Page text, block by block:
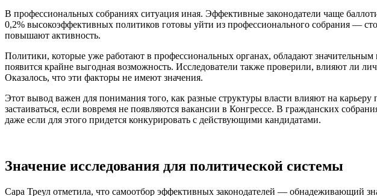
В профессиональных собраниях ситуация иная. Эффективные законодатели чаще
0,2% высокоэффективных политиков готовы уйти из профессионального собрания —
повышают активность.
Политики, которые уже работают в профессиональных органах, обладают
появится крайне выгодная возможность. Исследователи также проверили, влияют ли
Оказалось, что эти факторы не имеют значения.
Этот вывод важен для понимания того, как разные структуры власти влияют на
застаиваться, если вовремя не появляются вакансии в Конгрессе. В гражданских
даже если для этого придется конкурировать с действующими кандидатами.
Значение исследования для политической системы
Сара Треул отметила, что самоотбор эффективных законодателей — обнадеживающий